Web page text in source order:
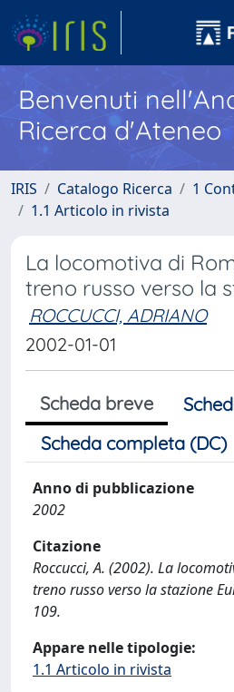
Benvenuti
Ricerca d'Ateneo
IRIS Catalogo Ricerca
1
1.1 Articolo in rivista
La locomotiva di
treno russo verso la
ROCCUCCI, ADRIANO
2002-01-01
Scheda breve
Scheda completa (DC)
Anno di pubblicazione
2002
Citazione
Roccucci, A. (2002). La
treno russo verso la stazione
109.
Appare nelle tipologie:
1.1 Articolo in rivista